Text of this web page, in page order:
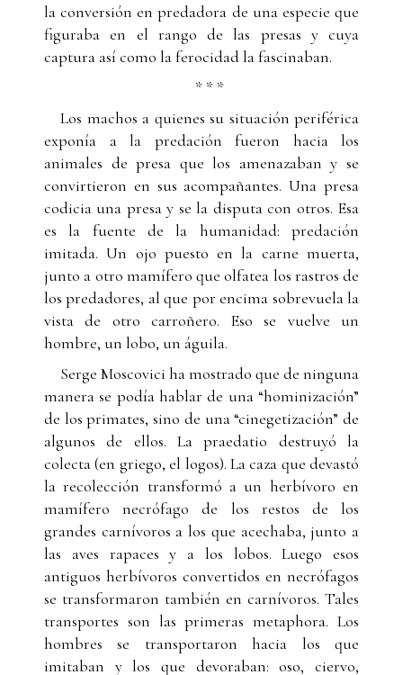
la conversión en predadora de una especie que
figuraba en el rango de las presas y cuya
captura así como la ferocidad la fascinaban.
* * *
Los machos a quienes su situación periférica
exponía a la predación fueron hacia los
animales de presa que los amenazaban y se
convirtieron en sus acompañantes. Una presa
codicia una presa y se la disputa con otros. Esa
es la fuente de la humanidad: predación
imitada. Un ojo puesto en la carne muerta,
junto a otro mamífero que olfatea los rastros de
los predadores, al que por encima sobrevuela la
vista de otro carroñero. Eso se vuelve un
hombre, un lobo, un águila.
Serge Moscovici ha mostrado que de ninguna
manera se podía hablar de una “hominización”
de los primates, sino de una “cinegetización” de
algunos de ellos. La praedatio destruyó la
colecta (en griego, el logos). La caza que devastó
la recolección transformó a un herbívoro en
mamífero necrófago de los restos de los
grandes carnívoros a los que acechaba, junto a
las aves rapaces y a los lobos. Luego esos
antiguos herbívoros convertidos en necrófagos
se transformaron también en carnívoros. Tales
transportes son las primeras metaphora. Los
hombres se transportaron hacia los que
imitaban y los que devoraban: oso, ciervo,